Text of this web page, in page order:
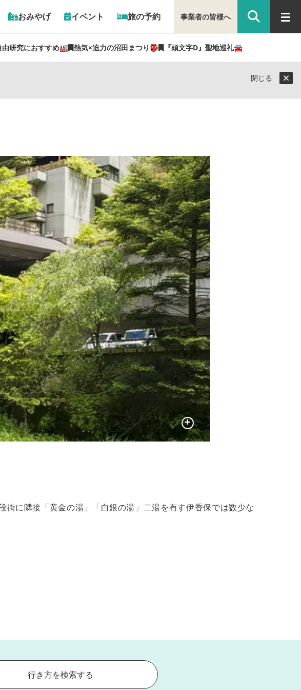
おみやげ イベント 旅の予約
由研究におすすめ🏭 熱気×迫力の沼田まつり👺 『頭文字D』聖地巡礼🚘
事業者の皆様へ
閉じる
に隣接「黄金の湯」「白銀の湯」二湯を有す伊香保では数少な
行き方を検索する